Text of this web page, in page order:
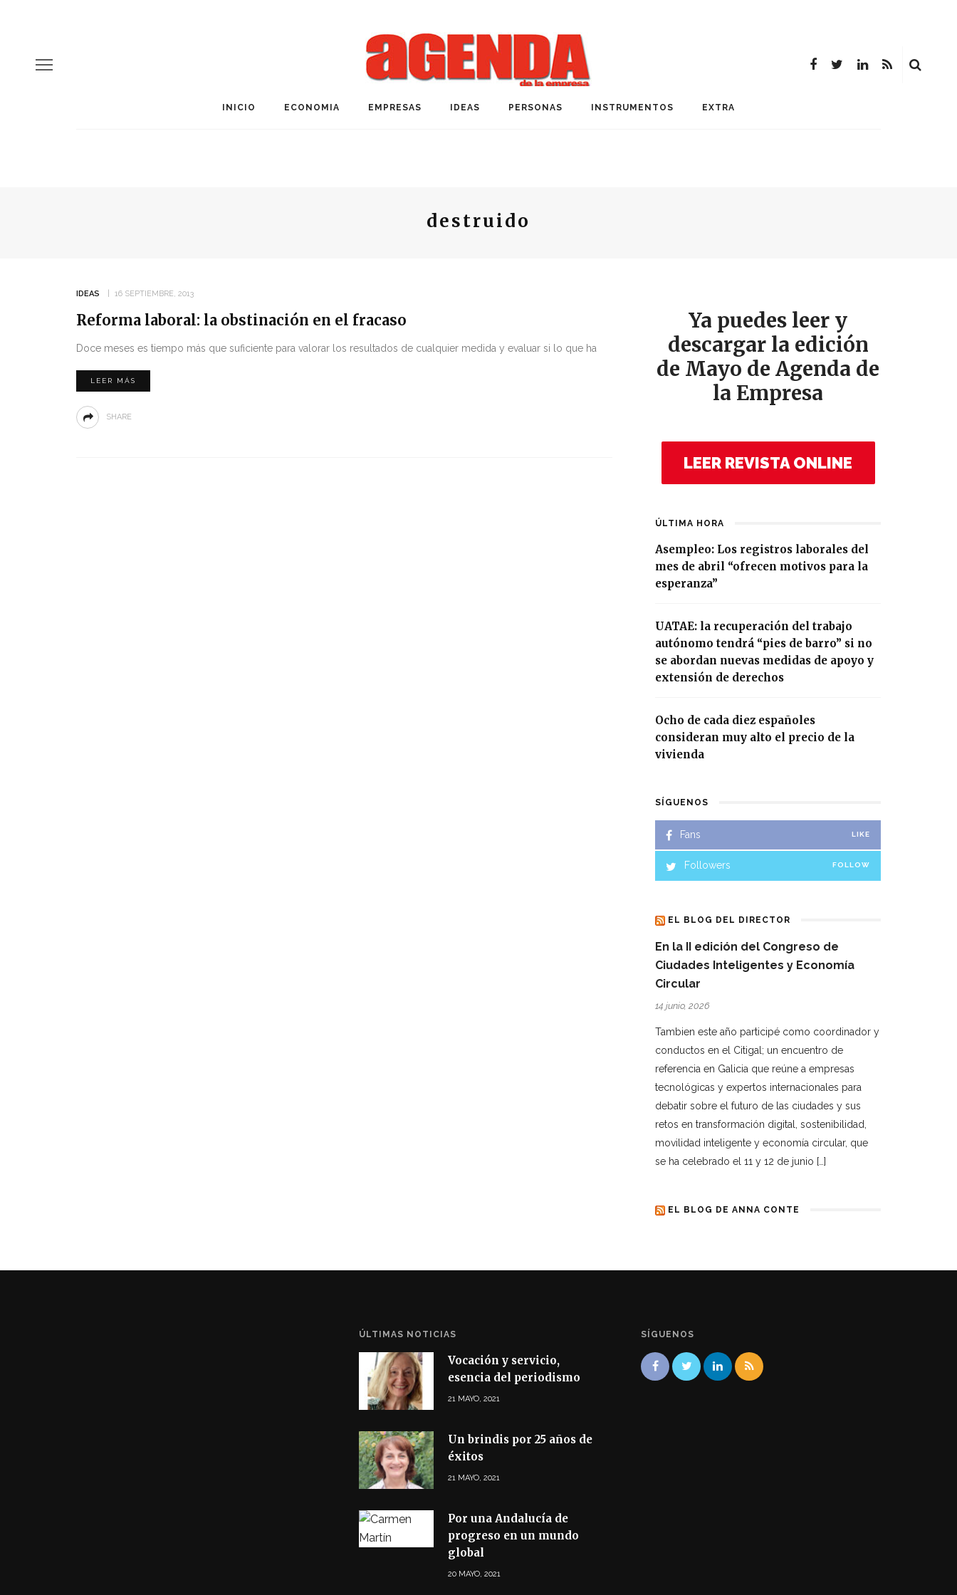
INICIO ECONOMIA EMPRESAS IDEAS PERSONAS INSTRUMENTOS EXTRA
destruido
IDEAS 16 SEPTIEMBRE, 2013
Reforma laboral: la obstinación en el fracaso
Doce meses es tiempo más que suficiente para valorar los resultados de cualquier medida y evaluar si lo que ha
LEER MÁS
SHARE
Ya puedes leer y
descargar la edición
de Mayo de Agenda de
la Empresa
LEER REVISTA ONLINE
ÚLTIMA HORA
Asempleo: Los registros laborales del
mes de abril “ofrecen motivos para la
esperanza”
UATAE: la recuperación del trabajo
autónomo tendrá “pies de barro” si no
se abordan nuevas medidas de apoyo y
extensión de derechos
Ocho de cada diez españoles
consideran muy alto el precio de la
vivienda
SÍGUENOS
Fans LIKE
Followers FOLLOW
EL BLOG DEL DIRECTOR
En la II edición del Congreso de
Ciudades Inteligentes y Economía
Circular
14 junio, 2026
Tambien este año participé como coordinador y
conductos en el Citigal; un encuentro de
referencia en Galicia que reúne a empresas
tecnológicas y expertos internacionales para
debatir sobre el futuro de las ciudades y sus
retos en transformación digital, sostenibilidad,
movilidad inteligente y economía circular, que
se ha celebrado el 11 y 12 de junio […]
EL BLOG DE ANNA CONTE
ÚLTIMAS NOTICIAS
Vocación y servicio,
esencia del periodismo
21 MAYO, 2021
Un brindis por 25 años de
éxitos
21 MAYO, 2021
Por una Andalucía de
progreso en un mundo
global
20 MAYO, 2021
SÍGUENOS